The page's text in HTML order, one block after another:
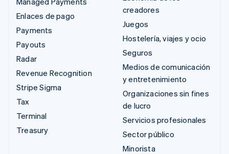
Enlaces de pago
Payments
Payouts
Radar
Revenue Recognition
Stripe Sigma
Tax
Terminal
Treasury
creadores
Juegos
Hostelería, viajes y ocio
Seguros
Medios de comunicación
y entretenimiento
Organizaciones sin fines
de lucro
Servicios profesionales
Sector público
Minorista